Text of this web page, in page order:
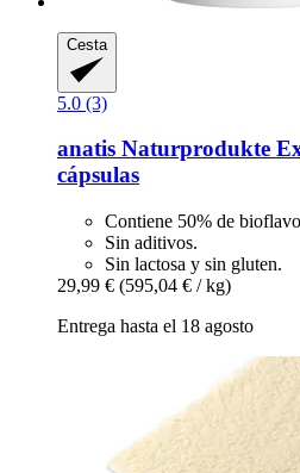
Cesta
5.0 (3)
anatis Naturprodukte
cápsulas
Contiene 50% de
Sin aditivos.
Sin lactosa y sin gluten.
29,99 € (595,04 € / kg)
Entrega hasta el 18 agosto